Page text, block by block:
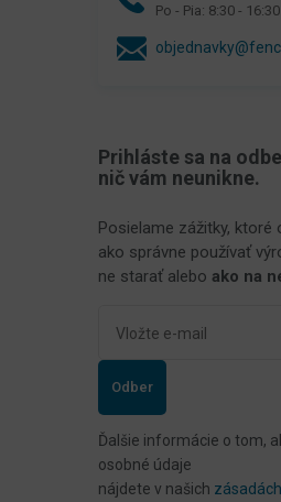
Po - Pia: 8:30 - 16:30
Prihláste sa na
nič vám neunikne.
Posielame zážitky, ktoré
ako správne používať
ne starať alebo ako na
Odber
Ďalšie informácie o tom,
osobné údaje
nájdete v našich